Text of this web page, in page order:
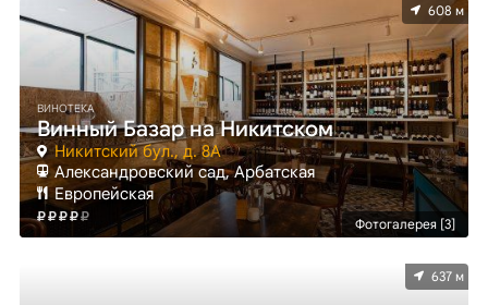
Фотогалерея [3]
608 м
ВИНОТЕКА
Винный Базар на Никитском
Никитский бул., д. 8A
Александровский сад, Арбатская
Европейская
637 м